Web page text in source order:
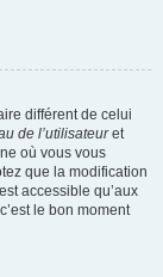
différent de celui
de l’utilisateuret
où vous vous
que la modification
accessible qu’aux
le bon moment